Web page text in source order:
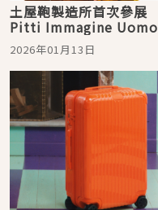
土屋鞄製造所首次參展
Pitti Immagine Uomo
展現日本精湛職人工藝
2026年01月13日